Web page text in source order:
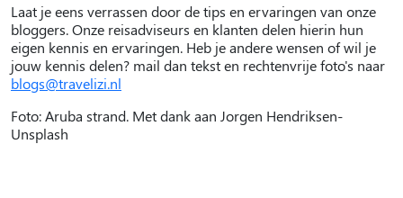
Laat je eens verrassen door de tips en ervaringen van onze
bloggers. Onze reisadviseurs en klanten delen hierin hun
eigen kennis en ervaringen. Heb je andere wensen of wil je
jouw kennis delen? mail dan tekst en rechtenvrije foto's naar
blogs@travelizi.nl
Foto: Aruba strand. Met dank aan Jorgen Hendriksen-
Unsplash